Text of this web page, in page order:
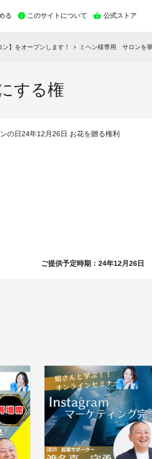
る このサイトについて 公式ストア
】をオープンします！ chevron_right ミヘン様専用 サロンを
する権
の日24年12月26日 お花を贈る権利
ご提供予定時期：24年12月26日